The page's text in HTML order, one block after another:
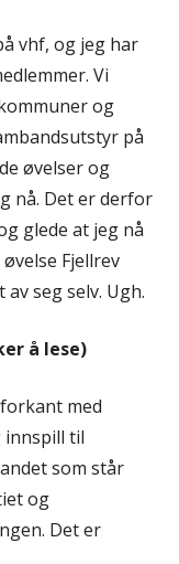
vhf, og jeg har
Vi
og
på
øvelser og
nå. Det er derfor
glede at jeg nå
Fjellrev
seg selv. Ugh.
å lese)
med
innspill til
som står
og
Det er